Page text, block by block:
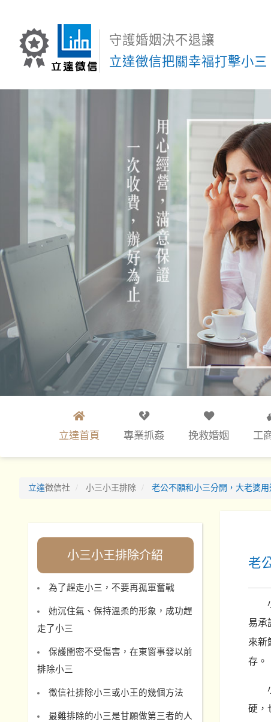
守護婚姻決不退讓
立達徵信把關幸福打擊小三
立達首頁 專業抓姦 挽救婚姻 工
立達徵信社 小三小王排除 老公不願和小三分開，大老婆
老
易承
來新
存。
硬，
小三小王排除介紹
為了趕走小三，不要再孤軍奮戰
她沉住氣、保持溫柔的形象，成功趕
走了小三
保護閨密不受傷害，在東窗事發以前
排除小三
徵信社排除小三或小王的幾個方法
最難排除的小三是甘願做第三者的人